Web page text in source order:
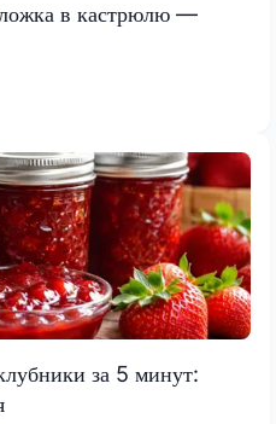
в кастрюлю —
за 5 минут: